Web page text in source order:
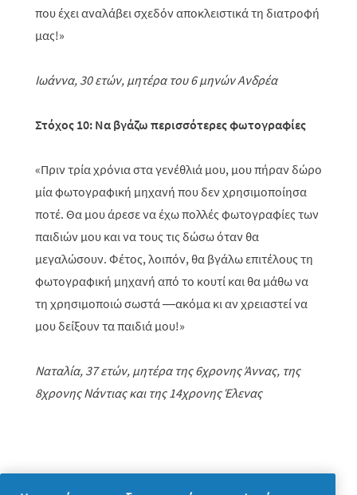
που έχει αναλάβει σχεδόν αποκλειστικά τη διατροφή
μας!»
Ιωάννα, 30 ετών, μητέρα του 6 μηνών Ανδρέα
Στόχος 10: Να βγάζω περισσότερες φωτογραφίες
«Πριν τρία χρόνια στα γενέθλιά μου, μου πήραν δώρο
μία φωτογραφική μηχανή που δεν χρησιμοποίησα
ποτέ. Θα μου άρεσε να έχω πολλές φωτογραφίες των
παιδιών μου και να τους τις δώσω όταν θα
μεγαλώσουν. Φέτος, λοιπόν, θα βγάλω επιτέλους τη
φωτογραφική μηχανή από το κουτί και θα μάθω να
τη χρησιμοποιώ σωστά —ακόμα κι αν χρειαστεί να
μου δείξουν τα παιδιά μου!»
Ναταλία, 37 ετών, μητέρα της 6χρονης Άννας, της
8χρονης Νάντιας και της 14χρονης Έλενας